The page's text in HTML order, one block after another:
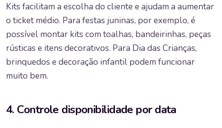
Kits facilitam a escolha do cliente e ajudam a aumentar
o ticket médio. Para festas juninas, por exemplo, é
possível montar kits com toalhas, bandeirinhas, peças
rústicas e itens decorativos. Para Dia das Crianças,
brinquedos e decoração infantil podem funcionar
muito bem.
4. Controle disponibilidade por data